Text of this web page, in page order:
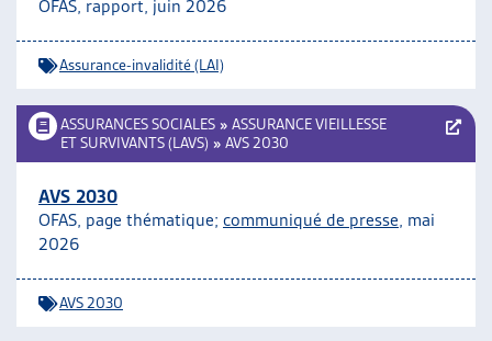
OFAS, rapport, juin 2026
Assurance-invalidité (LAI)
ASSURANCES SOCIALES » ASSURANCE VIEILLESSE
ET SURVIVANTS (LAVS) » AVS 2030
AVS 2030
OFAS, page thématique; communiqué de presse, mai
2026
AVS 2030